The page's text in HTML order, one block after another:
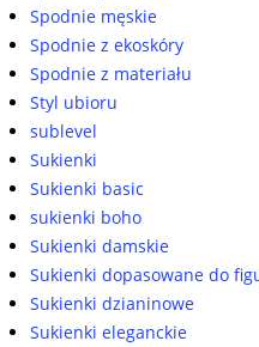
Spodnie męskie
Spodnie z ekoskóry
Spodnie z materiału
Styl ubioru
sublevel
Sukienki
Sukienki basic
sukienki boho
Sukienki damskie
Sukienki dopasowane do
Sukienki dzianinowe
Sukienki eleganckie